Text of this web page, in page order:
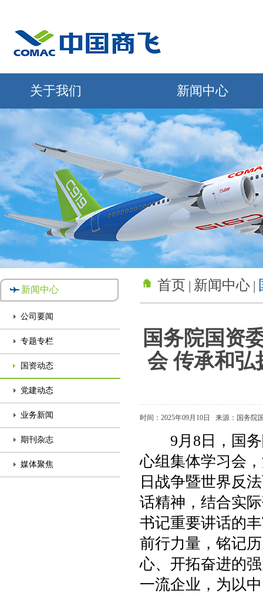
关于我们 新闻中心
新闻中心
公司要闻
专题专栏
国资动态
党建动态
业务新闻
期刊杂志
媒体聚焦
首页 | 新闻中心 |
国务院国资
会 传承和弘
时间：2025年09月10日 来源：国务院
9月8日，国务
心组集体学习会
日战争暨世界反
话精神，结合实
书记重要讲话的
前行力量，铭记
心、开拓奋进的
一流企业，为以